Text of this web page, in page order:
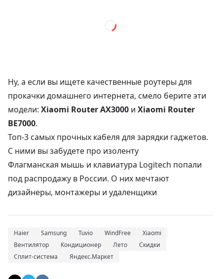
Ну, а если вы ищете качественные роутеры для
прокачки домашнего интернета, смело берите эти
модели: Xiaomi Router AX3000 и Xiaomi Router
BE7000.
Топ-3 самых прочных кабеля для зарядки гаджетов.
С ними вы забудете про изоленту
Флагманская мышь и клавиатура Logitech попали
под распродажу в России. О них мечтают
дизайнеры, монтажеры и удаленщики
Haier Samsung Tuvio WindFree
Xiaomi
Вентилятор
Кондиционер Лето
Скидки
Сплит-система
Яндекс.Маркет